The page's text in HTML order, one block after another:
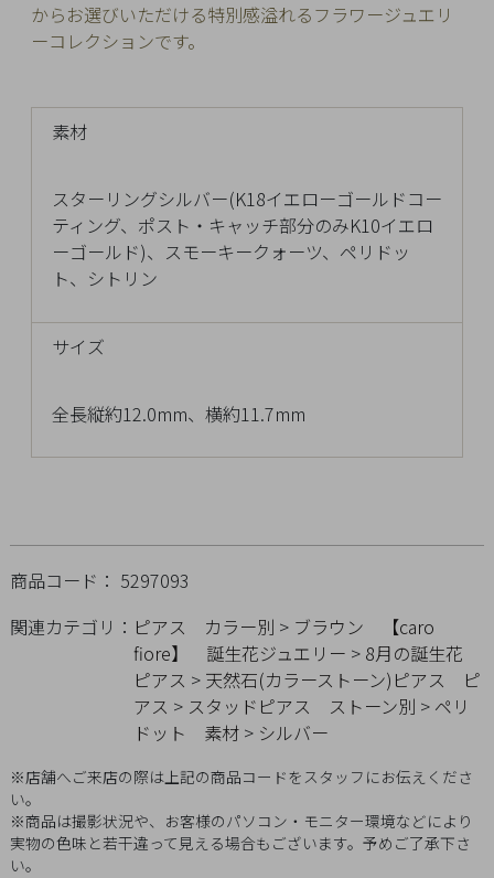
からお選びいただける特別感溢れるフラワージュエリ
ーコレクションです。
素材
スターリングシルバー(K18イエローゴールドコー
ティング、ポスト・キャッチ部分のみK10イエロ
ーゴールド)、スモーキークォーツ、ペリドッ
ト、シトリン
サイズ
全長縦約12.0mm、横約11.7mm
商品コード： 5297093
関連カテゴリ： ピアス カラー別 > ブラウン
【caro
fiore】 誕生花ジュエリー > 8月の誕生花
ピアス > 天然石(カラーストーン)ピアス
ピ
アス > スタッドピアス ストーン別 > ペリ
ドット
素材 > シルバー
※店舗へご来店の際は上記の商品コードをスタッフにお伝えくださ
い。
※商品は撮影状況や、お客様のパソコン・モニター環境などにより
実物の色味と若干違って見える場合もございます。予めご了承下さ
い。
Q&A
LIST
会
要
プ
イ
リ
シ
ー